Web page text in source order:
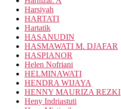
Harsiyah
HARTATI
Hartatik
HASANUDIN
HASMAWATI M. DJAFAR
HASPIANOR
Helen Nofriani
HELMINAWATI
HENDRA WIJAYA
HENNY MAURIZA REZKI
Heny Indriastuti